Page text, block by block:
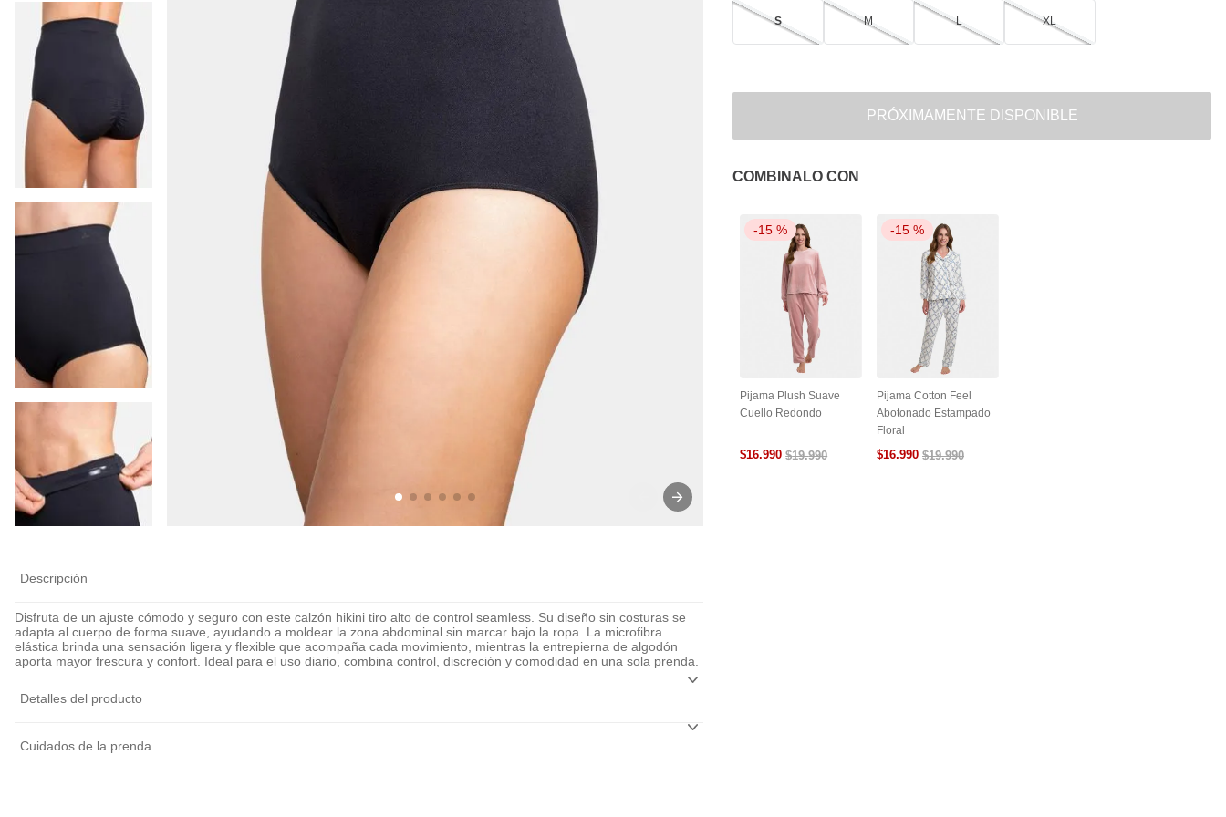
pijama hombre
10
Descripción
Disfruta de un ajuste cómodo y seguro con este calzón hikini tiro alto de control seamless. Su diseño sin costuras se
adapta al cuerpo de forma suave, ayudando a moldear la zona abdominal sin marcar bajo la ropa. La microfibra
elástica brinda una sensación ligera y flexible que acompaña cada movimiento, mientras la entrepierna de algodón
aporta mayor frescura y confort. Ideal para el uso diario, combina control, discreción y comodidad en una sola prenda.
Detalles del producto
Cuidados de la prenda
S M L XL
PRÓXIMAMENTE DISPONIBLE
COMBINALO CON
-15 %
Pijama Plush Suave
Cuello Redondo
$16.990 $19.990
-15 %
Pijama Cotton Feel
Abotonado Estampado
Floral
$16.990 $19.990